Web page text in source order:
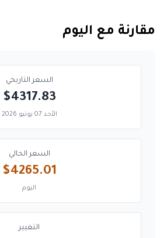
مقارنة مع اليوم
السعر التاريخي
$4317.83
الأحد 07 يونيو 2026
السعر الحالي
$4265.01
اليوم
التغيير